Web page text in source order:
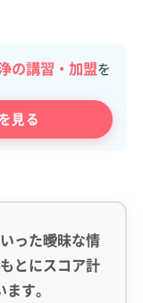
の講習・加盟を
見る
った曖昧な情
とにスコア計
す。